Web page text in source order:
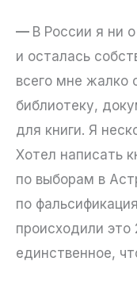
— В России я ни
и осталась
всего мне жалко
библиотеку,
для книги. Я
Хотел написать
по выборам в
по
происходили
единственное,